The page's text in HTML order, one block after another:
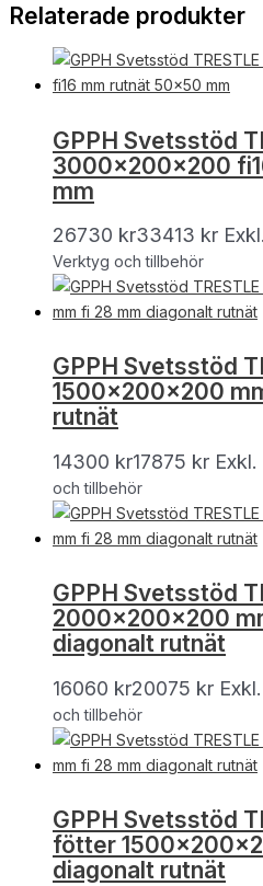
Relaterade produkter
GPPH Svetsstöd
3000x200x200
mm
26730 kr33413 kr
Verktyg och tillbehör
GPPH Svetsstöd
1500x200x200
rutnät
14300 kr17875 kr
och tillbehör
GPPH Svetsstöd
2000x200x200
diagonalt rutnät
16060 kr20075 kr
och tillbehör
GPPH Svetsstöd
fötter
diagonalt rutnät